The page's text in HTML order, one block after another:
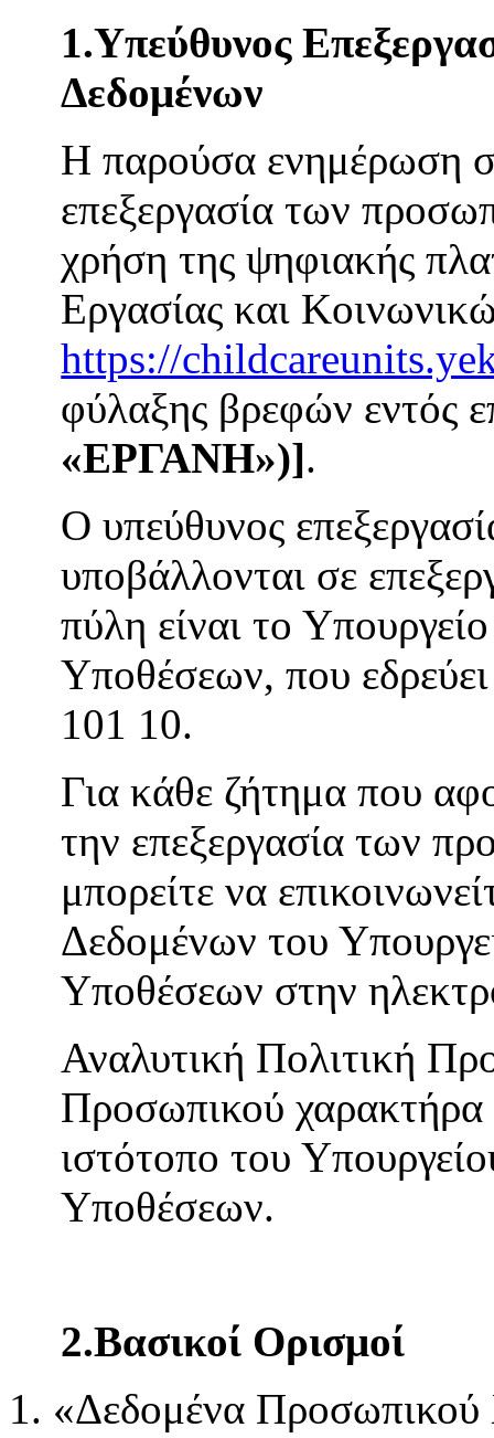
1.Υπεύθυνος
Δεδομένων
Η παρούσα ενημέρωση
επεξεργασία των
χρήση της ψηφιακής
Εργασίας και
https://
φύλαξης βρεφών εντός
«ΕΡΓΑΝΗ»)].
Ο υπεύθυνος
υποβάλλονται σε
πύλη είναι το
Υποθέσεων, που
101 10.
Για κάθε ζήτημα που
την επεξεργασία των
μπορείτε να
Δεδομένων του
Υποθέσεων στην
Αναλυτική Πολιτική
Προσωπικού χαρακτήρα
ιστότοπο του
Υποθέσεων.
2.Βασικοί Ορισμοί
«Δεδομένα